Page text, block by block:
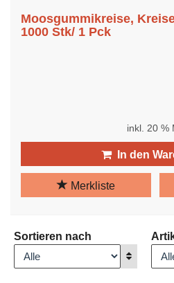
Moosgummikreise,
1000 Stk/ 1 Pck
inkl. 20 %
In den
Merkliste
Sortieren nach
Anzeigen